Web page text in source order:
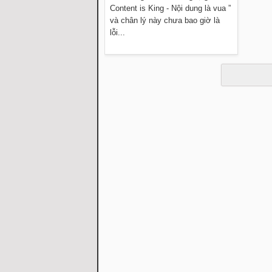
Content is King - Nội dung là vua ”
và chân lý này chưa bao giờ là
lỗi...